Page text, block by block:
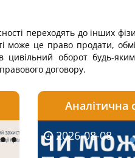
переходять до інших
може це право продати,
оборот будь-
договору.
2026-08-06
Аналітична
2026-08-08
2026-08-05